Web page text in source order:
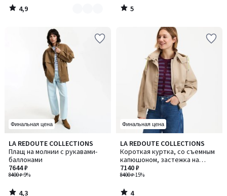
4,9
/
5
/
Финальная цена
LA REDOUTE COLLECTIONS
Плащ на молнии с рукавами-
баллонами
8400 ₽-9%
7644 ₽
4,3
/ 5
4,3
Финальная цена
LA REDOUTE COLLECTIONS
Короткая куртка, со съемным
капюшоном, застежка на
молнию, демисезонная
8400 ₽-15%
7140 ₽
4
/
5
4